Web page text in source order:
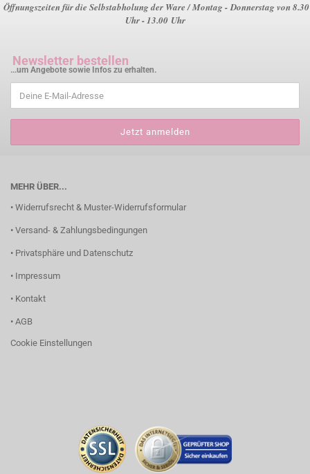
Öffnungszeiten für die Selbstabholung der Ware / Montag - Donnerstag von 8.30
Uhr - 13.00 Uhr
Newsletter bestellen
...um Angebote sowie Infos zu erhalten.
MEHR ÜBER...
• Widerrufsrecht & Muster-Widerrufsformular
• Versand- & Zahlungsbedingungen
• Privatsphäre und Datenschutz
• Impressum
• Kontakt
• AGB
Cookie Einstellungen